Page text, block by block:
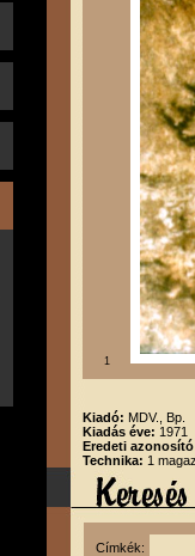
1
Kiadó: MDV., Bp.
Kiadás éve: 1971
Eredeti
Technika: 1
Címkék: